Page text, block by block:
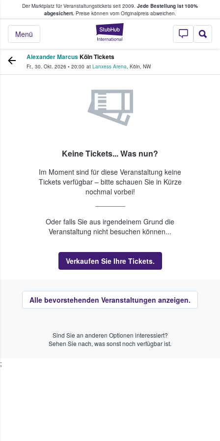
Der Marktplatz für Veranstaltungstickets seit 2009. Jede Bestellung ist 100%
abgesichert.Preise können vom Originalpreis abweichen.
StubHub - Wo
Menü
Tickets kaufen & verkaufen
Alexander MarcusKöln Tickets
Fr., 30. Okt. 2026 • 20:00 at Lanxess Arena, Köln, NW
Keine Tickets... Was nun?
Im Moment sind für diese Veranstaltung keine
Tickets verfügbar – bitte schauen Sie in Kürze
nochmal vorbei!
Oder falls Sie aus irgendeinem Grund die
Veranstaltung nicht besuchen können...
Verkaufen Sie Ihre Tickets.
Alle bevorstehenden Veranstaltungen anzeigen.
Sind Sie an anderen Optionen interessiert?
Sehen Sie nach, was sonst noch verfügbar ist.
;